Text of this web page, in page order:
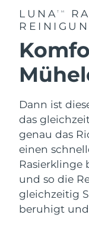
LUNATM
Dann ist
das
genau das
einen
Rasierklinge
und so die
gleichzeitig
beruhigt